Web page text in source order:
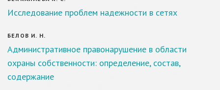
Исследование проблем надежности в сетях
БЕЛОВ И. Н.
Административное правонарушение в области
охраны собственности: определение, состав,
содержание